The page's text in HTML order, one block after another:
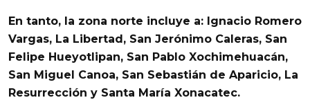
En tanto, la zona norte incluye a: Ignacio Romero
Vargas, La Libertad, San Jerónimo Caleras, San
Felipe Hueyotlipan, San Pablo Xochimehuacán,
San Miguel Canoa, San Sebastián de Aparicio, La
Resurrección y Santa María Xonacatec.